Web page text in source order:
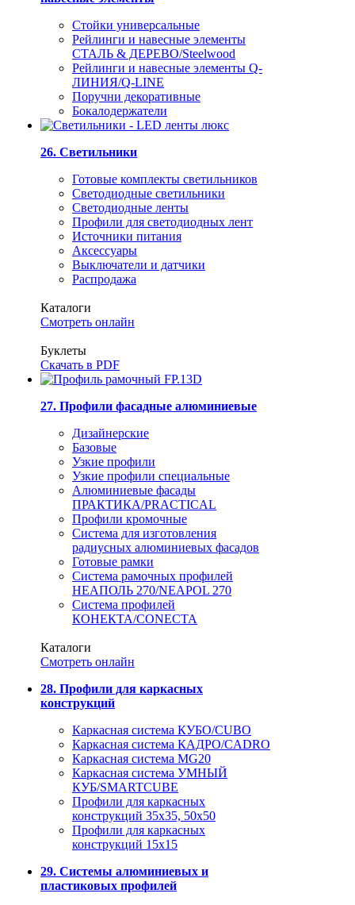
Стойки универсальные
Рейлинги и навесные элементы
СТАЛЬ & ДЕРЕВО/Steelwood
Рейлинги и навесные элементы Q-
ЛИНИЯ/Q-LINE
Поручни декоративные
Бокалодержатели
26. Светильники
Готовые комплекты светильников
Светодиодные светильники
Светодиодные ленты
Профили для светодиодных лент
Источники питания
Аксессуары
Выключатели и датчики
Распродажа
Каталоги
Смотреть онлайн
Буклеты
Скачать в PDF
27. Профили фасадные алюминиевые
Дизайнерские
Базовые
Узкие профили
Узкие профили специальные
Алюминиевые фасады
ПРАКТИКА/PRACTICAL
Профили кромочные
Система для изготовления
радиусных алюминиевых фасадов
Готовые рамки
Система рамочных профилей
НЕАПОЛЬ 270/NEAPOL 270
Система профилей
КОНЕКТА/CONECTA
Каталоги
Смотреть онлайн
28. Профили для каркасных
конструкций
Каркасная система КУБО/CUBO
Каркасная система КАДРО/CADRO
Каркасная система MG20
Каркасная система УМНЫЙ
КУБ/SMARTCUBE
Профили для каркасных
конструкций 35x35, 50x50
Профили для каркасных
конструкций 15х15
29. Системы алюминиевых и
пластиковых профилей